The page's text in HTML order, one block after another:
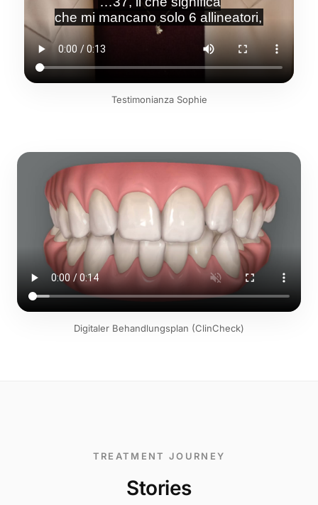
Testimonianza Sophie
Digitaler Behandlungsplan (ClinCheck)
TREATMENT JOURNEY
Stories